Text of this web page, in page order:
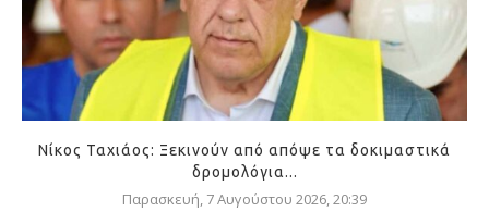
Νίκος Ταχιάος: Ξεκινούν από απόψε τα δοκιμαστικά
δρομολόγια...
Παρασκευή, 7 Αυγούστου 2026, 20:39